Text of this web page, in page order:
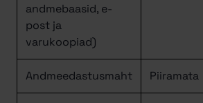
andmebaasid, e-
post ja
varukoopiad)
Andmeedastusmaht Piiramata